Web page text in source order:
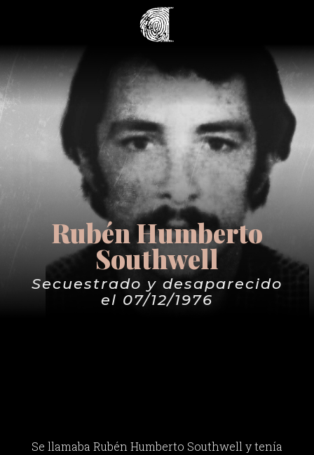
Rubén Humberto
Southwell
Secuestrado y desaparecido
el 07/12/1976
Se llamaba Rubén Humberto Southwell y tenía